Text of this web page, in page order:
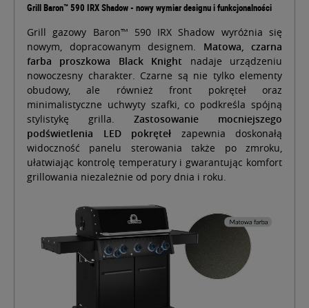
Grill Baron™ 590 IRX Shadow - nowy wymiar designu i funkcjonalności
Grill gazowy Baron™ 590 IRX Shadow wyróżnia się
nowym, dopracowanym designem. Matowa, czarna
farba proszkowa Black Knight nadaje urządzeniu
nowoczesny charakter. Czarne są nie tylko elementy
obudowy, ale również front pokręteł oraz
minimalistyczne uchwyty szafki, co podkreśla spójną
stylistykę grilla. Zastosowanie mocniejszego
podświetlenia LED pokręteł zapewnia doskonałą
widoczność panelu sterowania także po zmroku,
ułatwiając kontrolę temperatury i gwarantując komfort
grillowania niezależnie od pory dnia i roku.